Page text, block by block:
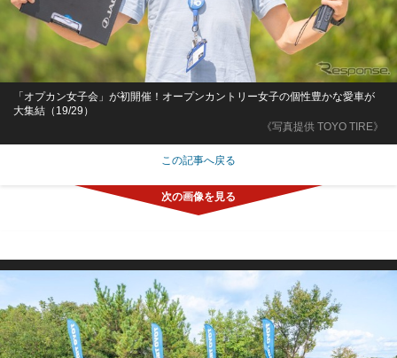
《写真提供 TOYO TIRE》
「オプカン女子会」が初開催！オープンカントリー女子の個性豊かな愛車が
大集結（19/29）
この記事へ戻る